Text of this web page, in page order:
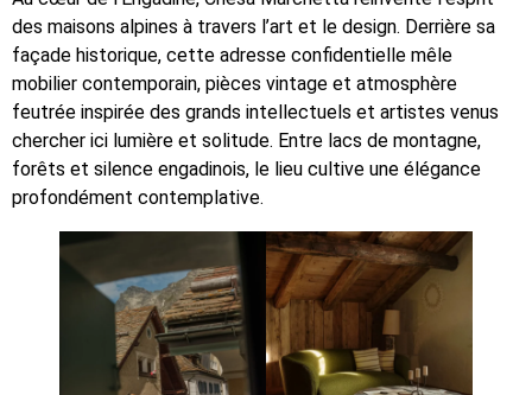
des maisons alpines à travers l’art et le design. Derrière sa
façade historique, cette adresse confidentielle mêle
mobilier contemporain, pièces vintage et atmosphère
feutrée inspirée des grands intellectuels et artistes venus
chercher ici lumière et solitude. Entre lacs de montagne,
forêts et silence engadinois, le lieu cultive une élégance
profondément contemplative.